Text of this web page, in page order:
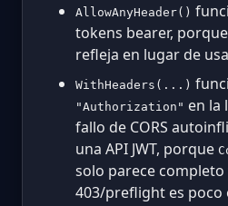
AllowAnyHeader()
tokens bearer, porque
refleja en lugar de
WithHeaders(...)
"Authorization" en la
fallo de CORS
una API JWT, porque
solo parece
403/preflight es poco